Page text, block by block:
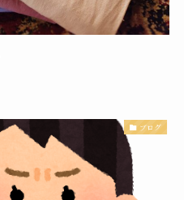
ブログ